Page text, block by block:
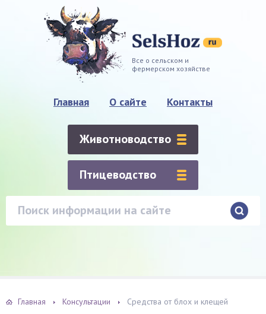
Все о сельском и
фермерском хозяйстве
Главная О сайте Контакты
Животноводство
Птицеводство
Главная Консультации Средства от блох и клещей